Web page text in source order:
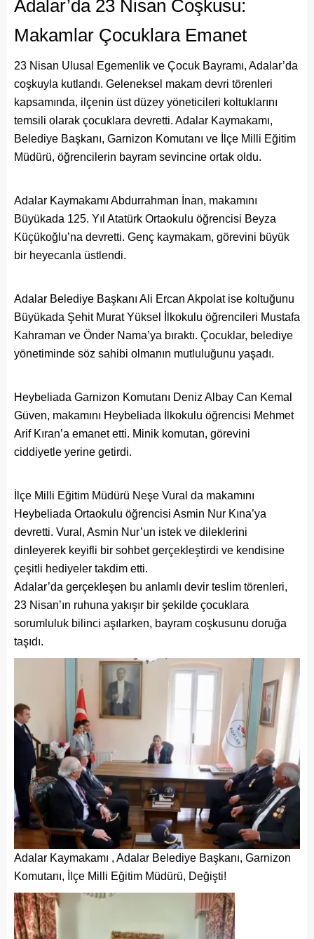
Adalar’da 23 Nisan Coşkusu:
Makamlar Çocuklara Emanet
23 Nisan Ulusal Egemenlik ve Çocuk Bayramı, Adalar’da
coşkuyla kutlandı. Geleneksel makam devri törenleri
kapsamında, ilçenin üst düzey yöneticileri koltuklarını
temsili olarak çocuklara devretti. Adalar Kaymakamı,
Belediye Başkanı, Garnizon Komutanı ve İlçe Milli Eğitim
Müdürü, öğrencilerin bayram sevincine ortak oldu.
Adalar Kaymakamı Abdurrahman İnan, makamını
Büyükada 125. Yıl Atatürk Ortaokulu öğrencisi Beyza
Küçükoğlu’na devretti. Genç kaymakam, görevini büyük
bir heyecanla üstlendi.
Adalar Belediye Başkanı Ali Ercan Akpolat ise koltuğunu
Büyükada Şehit Murat Yüksel İlkokulu öğrencileri Mustafa
Kahraman ve Önder Nama’ya bıraktı. Çocuklar, belediye
yönetiminde söz sahibi olmanın mutluluğunu yaşadı.
Heybeliada Garnizon Komutanı Deniz Albay Can Kemal
Güven, makamını Heybeliada İlkokulu öğrencisi Mehmet
Arif Kıran’a emanet etti. Minik komutan, görevini
ciddiyetle yerine getirdi.
İlçe Milli Eğitim Müdürü Neşe Vural da makamını
Heybeliada Ortaokulu öğrencisi Asmin Nur Kına’ya
devretti. Vural, Asmin Nur’un istek ve dileklerini
dinleyerek keyifli bir sohbet gerçekleştirdi ve kendisine
çeşitli hediyeler takdim etti.
Adalar’da gerçekleşen bu anlamlı devir teslim törenleri,
23 Nisan’ın ruhuna yakışır bir şekilde çocuklara
sorumluluk bilinci aşılarken, bayram coşkusunu doruğa
taşıdı.
Adalar Kaymakamı , Adalar Belediye Başkanı, Garnizon
Komutanı, İlçe Milli Eğitim Müdürü, Değişti!